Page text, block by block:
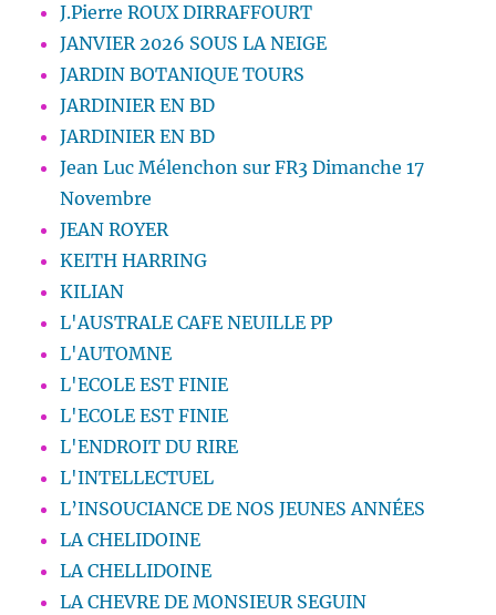
J.Pierre ROUX DIRRAFFOURT
JANVIER 2026 SOUS LA NEIGE
JARDIN BOTANIQUE TOURS
JARDINIER EN BD
JARDINIER EN BD
Jean Luc Mélenchon sur FR3 Dimanche 17
Novembre
JEAN ROYER
KEITH HARRING
KILIAN
L'AUSTRALE CAFE NEUILLE PP
L'AUTOMNE
L'ECOLE EST FINIE
L'ECOLE EST FINIE
L'ENDROIT DU RIRE
L'INTELLECTUEL
L’INSOUCIANCE DE NOS JEUNES ANNÉES
LA CHELIDOINE
LA CHELLIDOINE
LA CHEVRE DE MONSIEUR SEGUIN